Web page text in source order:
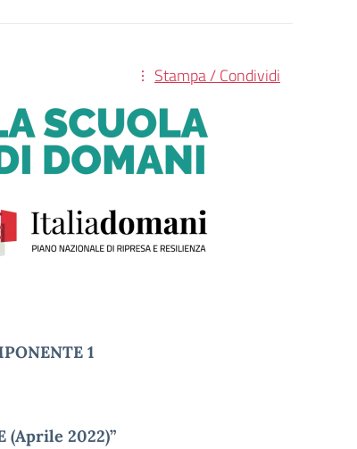
Stampa / Condividi
1
(Aprile 2022)”